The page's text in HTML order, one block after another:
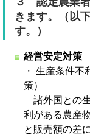
きます。（以
す。）
経営安定対策
・ 生産条件
策）
諸外国との
利がある農産
と販売額の差